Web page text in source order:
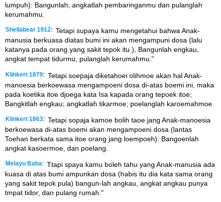
lumpuh): Bangunlah, angkatlah pembaringanmu dan pulanglah
kerumahmu.
Shellabear 1912: Tetapi supaya kamu mengetahui bahwa Anak-
manusia berkuasa diatas bumi ini akan mengampuni dosa (lalu
katanya pada orang yang sakit tepok itu ), Bangunlah engkau,
angkat tempat tidurmu, pulanglah kerumahmu."
Klinkert 1879: Tetapi soepaja diketahoei olihmoe akan hal Anak-
manoesia berkoewasa mengampoeni dosa di-atas boemi ini, maka
pada koetika itoe djoega kata Isa kapada orang tepoek itoe;
Bangkitlah engkau; angkatlah tikarmoe; poelanglah karoemahmoe.
Klinkert 1863: Tetapi sopaja kamoe bolih taoe jang Anak-manoesia
berkoewasa di-atas boemi akan mengampoeni dosa (lantas
Toehan berkata sama itoe orang jang loempoeh): Bangoenlah
angkat kasoermoe, dan poelang.
Melayu Baba: Ttapi spaya kamu boleh tahu yang Anak-manusia ada
kuasa di atas bumi ampunkan dosa (habis itu dia kata sama orang
yang sakit tepok pula) bangun-lah angkau, angkat angkau punya
tmpat tidor, dan pulang rumah."